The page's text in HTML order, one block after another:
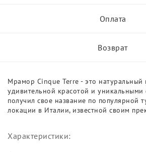
Оплата
Возврат
Мрамор Cinque Terre - это натуральный
удивительной красотой и уникальными
получил свое название по популярной
локации в Италии, известной своим
Характеристики: